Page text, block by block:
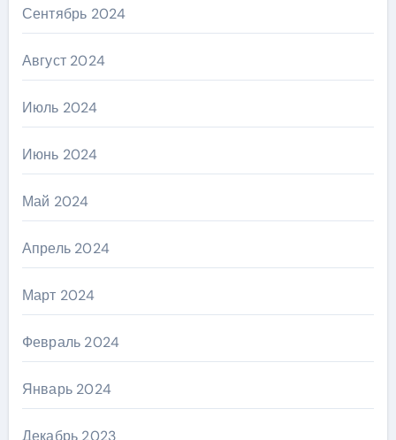
Сентябрь 2024
Август 2024
Июль 2024
Июнь 2024
Май 2024
Апрель 2024
Март 2024
Февраль 2024
Январь 2024
Декабрь 2023